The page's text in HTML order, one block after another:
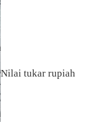
Nilai tukar rupiah